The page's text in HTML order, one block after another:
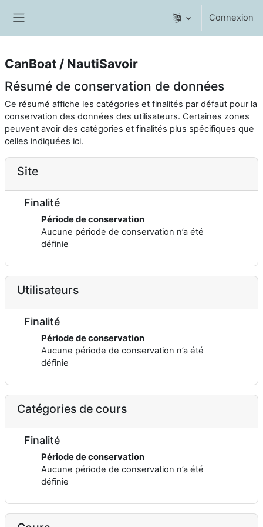
Connexion
CanBoat / NautiSavoir
Résumé de conservation de données
Ce résumé affiche les catégories et finalités par défaut pour la
conservation des données des utilisateurs. Certaines zones
peuvent avoir des catégories et finalités plus spécifiques que
celles indiquées ici.
Site
Finalité
Période de conservation
Aucune période de conservation n’a été
définie
Utilisateurs
Finalité
Période de conservation
Aucune période de conservation n’a été
définie
Catégories de cours
Finalité
Période de conservation
Aucune période de conservation n’a été
définie